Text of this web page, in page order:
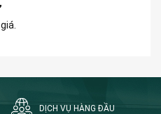
DỊCH VỤ HÀNG ĐẦU